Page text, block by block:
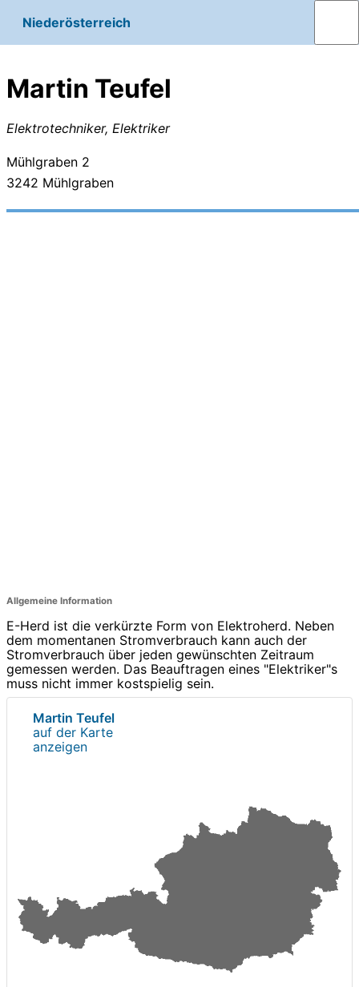
Niederösterreich
Martin Teufel
Elektrotechniker, Elektriker
Mühlgraben 2
3242 Mühlgraben
Allgemeine Information
E-Herd ist die verkürzte Form von Elektroherd. Neben
dem momentanen Stromverbrauch kann auch der
Stromverbrauch über jeden gewünschten Zeitraum
gemessen werden. Das Beauftragen eines "Elektriker"s
muss nicht immer kostspielig sein.
Martin Teufel
auf der Karte
anzeigen